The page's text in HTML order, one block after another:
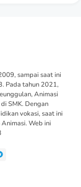
sampai saat ini
Pada tahun 2021,
Animasi
SMK. Dengan
vokasi, saat ini
Web ini